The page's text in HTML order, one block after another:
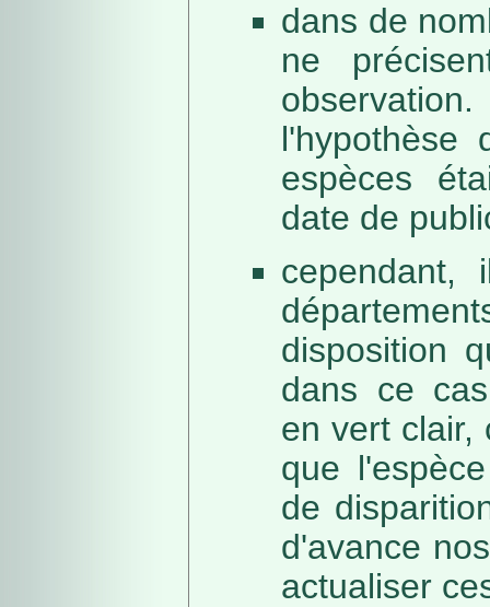
dans de
ne
l'hypothèse
espèces
date de
cependant,
disposition
dans ce
en vert clair,
que
de
d'avance
actualiser